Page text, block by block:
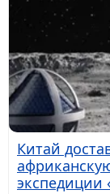
Китай
экспедиции